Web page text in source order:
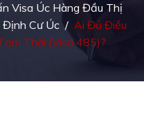
Visa Úc Hàng Đầu Thị
Định Cư Úc/ Ai Đủ Điều
Thời (Visa 485)?